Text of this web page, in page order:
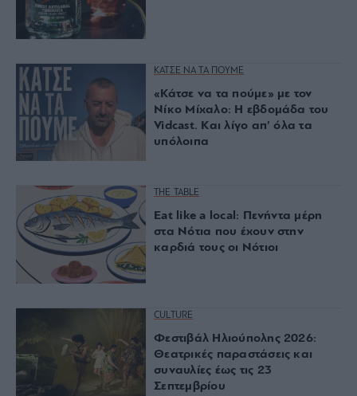
ΚΑΤΣΕ ΝΑ ΤΑ ΠΟΥΜΕ
«Κάτσε να τα πούμε» με τον
Νίκο Μίχαλο: Η εβδομάδα του
Vidcast. Και λίγο απ’ όλα τα
υπόλοιπα
THE TABLE
Eat like a local: Πενήντα μέρη
στα Nότια που έχουν στην
καρδιά τους οι Nότιοι
CULTURE
Φεστιβάλ Ηλιούπολης 2026:
Θεατρικές παραστάσεις και
συναυλίες έως τις 23
Σεπτεμβρίου